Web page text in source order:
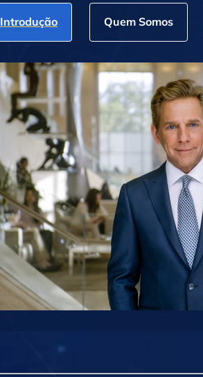
Introdução Quem Somos